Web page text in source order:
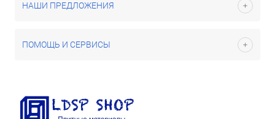
НАШИ ПРЕДЛОЖЕНИЯ
ПОМОЩЬ И СЕРВИСЫ